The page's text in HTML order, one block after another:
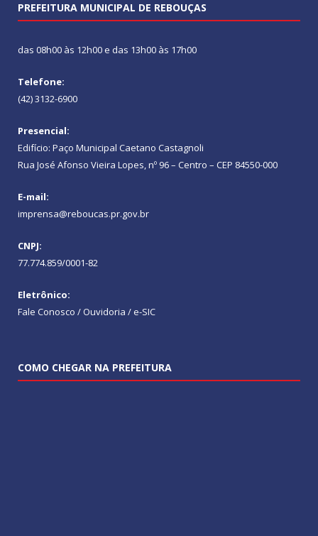
PREFEITURA MUNICIPAL DE REBOUÇAS
das 08h00 às 12h00 e das 13h00 às 17h00
Telefone:
(42) 3132-6900
Presencial:
Edifício: Paço Municipal Caetano Castagnoli
Rua José Afonso Vieira Lopes, nº 96 – Centro – CEP 84550-000
E-mail:
imprensa@reboucas.pr.gov.br
CNPJ:
77.774.859/0001-82
Eletrônico:
Fale Conosco / Ouvidoria / e-SIC
COMO CHEGAR NA PREFEITURA